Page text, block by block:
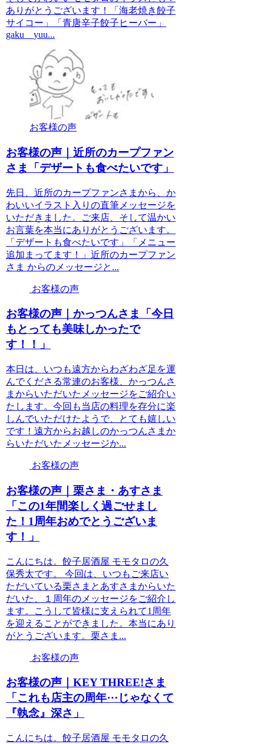
ありがとうございます！「海老焼き餃子
サイコー」「青唐辛子餃子ヒーバー」
gaku__yuu...
お客様の声
お客様の声｜近所のカープファン
さま「デザートも食べたいです」
先日、近所のカープファンさまから、か
わいいイラスト入りの直筆メッセージを
いただきました。ご来店、そして温かい
お言葉を本当にありがとうございます。
「デザートも食べたいです」「メニュー
追加まってます！」近所のカープファン
さま からのメッセージと...
お客様の声
お客様の声｜かっつんさま「今日
もとっても美味しかったで
す！！」
本日は、いつも遠方からわざわざ足を運
んでくださる常連のお客様、かっつんさ
まからいただいたメッセージをご紹介い
たします。今回も当店の料理を存分に楽
しんでいただけたようで、とても嬉しい
です！遠方からお越しのかっつんさまか
らいただいたメッセージか...
お客様の声
お客様の声｜栗さま・あすさま
「この1年間楽しく過ごせまし
た！1周年おめでとうございま
す！」
こんにちは。餃子居酒屋 モモタロの久
保秀太です。 今回は、いつもご来店い
ただいている栗さまとあすさまからいた
だいた、１周年のメッセージをご紹介し
ます。こうして皆様に支えられて1周年
を迎えることができました。本当にあり
がとうございます。栗さま...
お客様の声
お客様の声｜KEY THREE!さま
「これも店主の周年⋯じゃなくて
『執念』深さ」
こんにちは。餃子居酒屋 モモタロの久